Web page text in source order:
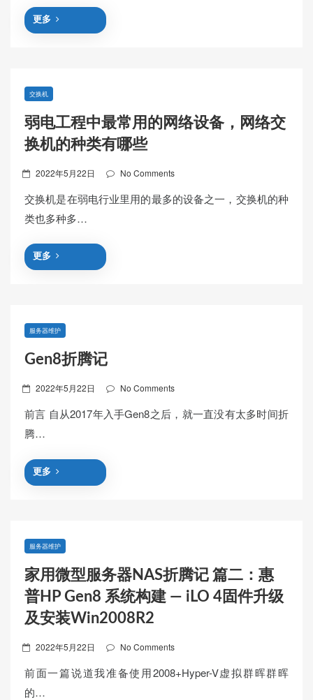
更多
交换机
弱电工程中最常用的网络设备，网络交
换机的种类有哪些
Posted
2022年5月22日 No Comments
交换机是在弱电行业里用的最多的设备之一，交换机的种
类也多种多…
更多
服务器维护
Gen8折腾记
Posted
2022年5月22日 No Comments
前言 自从2017年入手Gen8之后，就一直没有太多时间折
腾…
更多
服务器维护
家用微型服务器NAS折腾记 篇二：惠
普HP Gen8 系统构建 — iLO 4固件升级
及安装Win2008R2
Posted
2022年5月22日 No Comments
前面一篇说道我准备使用2008+Hyper-V虚拟群晖群晖
的…